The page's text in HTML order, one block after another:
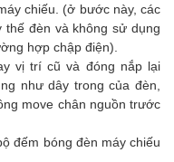
chiếu. (ở bước này, các
thế đèn và không sử dụng
hợp chập điện).
vị trí cũ và đóng nắp lại
như dây trong của đèn,
move chân nguồn trước
đếm bóng đèn máy chiếu